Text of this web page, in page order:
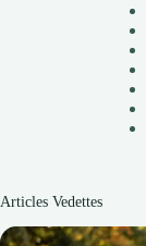
Articles Vedettes